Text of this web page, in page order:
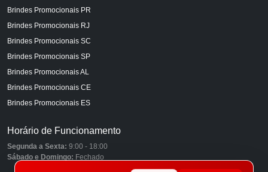
Brindes Promocionais PR
Brindes Promocionais RJ
Brindes Promocionais SC
Brindes Promocionais SP
Brindes Promocionais AL
Brindes Promocionais CE
Brindes Promocionais ES
Horário de Funcionamento
Segunda a Sexta: 9:00 - 18:00
Sábado e Domingo: Fechado